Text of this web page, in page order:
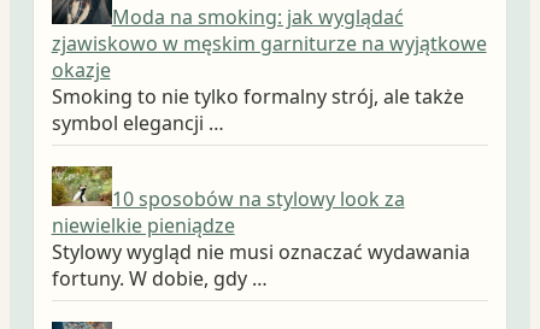
Moda na smoking: jak wyglądać
zjawiskowo w męskim garniturze na wyjątkowe
okazje
Smoking to nie tylko formalny strój, ale także
symbol elegancji …
10 sposobów na stylowy look za
niewielkie pieniądze
Stylowy wygląd nie musi oznaczać wydawania
fortuny. W dobie, gdy …